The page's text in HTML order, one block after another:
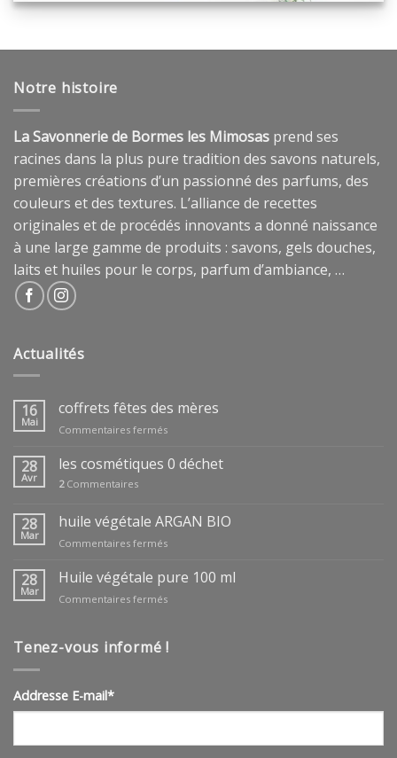
produits …
Notre histoire
La Savonnerie de Bormes les Mimosas prend ses
racines dans la plus pure tradition des savons naturels,
premières créations d’un passionné des parfums, des
couleurs et des textures. L’alliance de recettes
originales et de procédés innovants a donné naissance
à une large gamme de produits : savons, gels douches,
laits et huiles pour le corps, parfum d’ambiance, …
Actualités
16
Mai
coffrets fêtes des mères
Commentaires ferméssur
fêtes
28
Avr
les cosmétiques 0 déchet
2Commentaires
28
Mar
huile végétale ARGAN BIO
Commentaires ferméssur
végétale
BIO
28
Mar
Huile végétale pure 100 ml
Commentaires ferméssur
pure
Tenez-vous informé !
Addresse E-mail*